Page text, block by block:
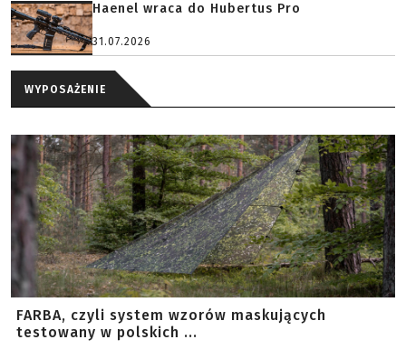
Haenel wraca do Hubertus Pro
31.07.2026
WYPOSAŻENIE
FARBA, czyli system wzorów maskujących
testowany w polskich ...